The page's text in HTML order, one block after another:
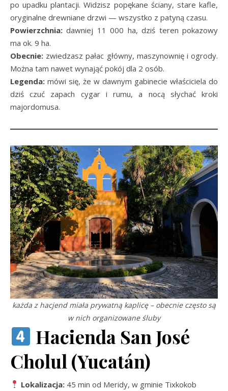
po upadku plantacji. Widzisz popękane ściany, stare kafle,
oryginalne drewniane drzwi — wszystko z patyną czasu.
Powierzchnia: dawniej 11 000 ha, dziś teren pokazowy
ma ok. 9 ha.
Obecnie: zwiedzasz pałac główny, maszynownię i ogrody.
Można tam nawet wynająć pokój dla 2 osób.
Legenda: mówi się, że w dawnym gabinecie właściciela do
dziś czuć zapach cygar i rumu, a nocą słychać kroki
majordomusa.
każda z hacjend miała prywatną kaplicę – obecnie często są
w nich organizowane śluby
Hacienda San José
Cholul (Yucatán)
Lokalizacja: 45 min od Meridy, w gminie Tixkokob